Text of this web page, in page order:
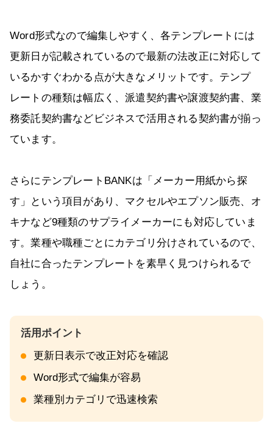
Word形式なので編集しやすく、各テンプレートには
更新日が記載されているので最新の法改正に対応して
いるかすぐわかる点が大きなメリットです。テンプ
レートの種類は幅広く、派遣契約書や譲渡契約書、業
務委託契約書などビジネスで活用される契約書が揃っ
ています。
さらにテンプレートBANKは「メーカー用紙から探
す」という項目があり、マクセルやエプソン販売、オ
キナなど9種類のサプライメーカーにも対応していま
す。業種や職種ごとにカテゴリ分けされているので、
自社に合ったテンプレートを素早く見つけられるで
しょう。
更新日表示で改正対応を確認
Word形式で編集が容易
業種別カテゴリで迅速検索